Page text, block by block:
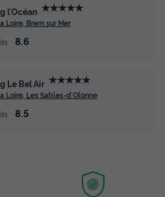
l'Océan ★★★★★
Loire, Brem sur Mer
8.6
Le Bel Air ★★★★★
Loire, Les Sables-d'Olonne
8.5